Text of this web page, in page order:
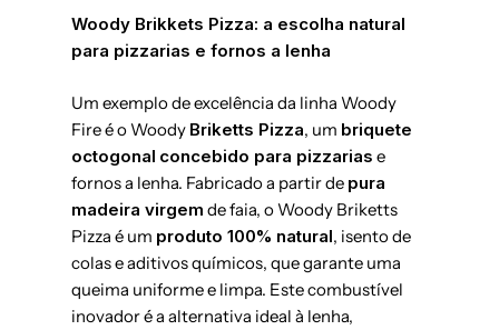
Woody Brikkets Pizza: a escolha natural
para pizzarias e fornos a lenha
Um exemplo de excelência da linha Woody
Fire é o Woody Briketts Pizza, um briquete
octogonal concebido para pizzarias e
fornos a lenha. Fabricado a partir de pura
madeira virgem de faia, o Woody Briketts
Pizza é um produto 100% natural, isento de
colas e aditivos químicos, que garante uma
queima uniforme e limpa. Este combustível
inovador é a alternativa ideal à lenha,